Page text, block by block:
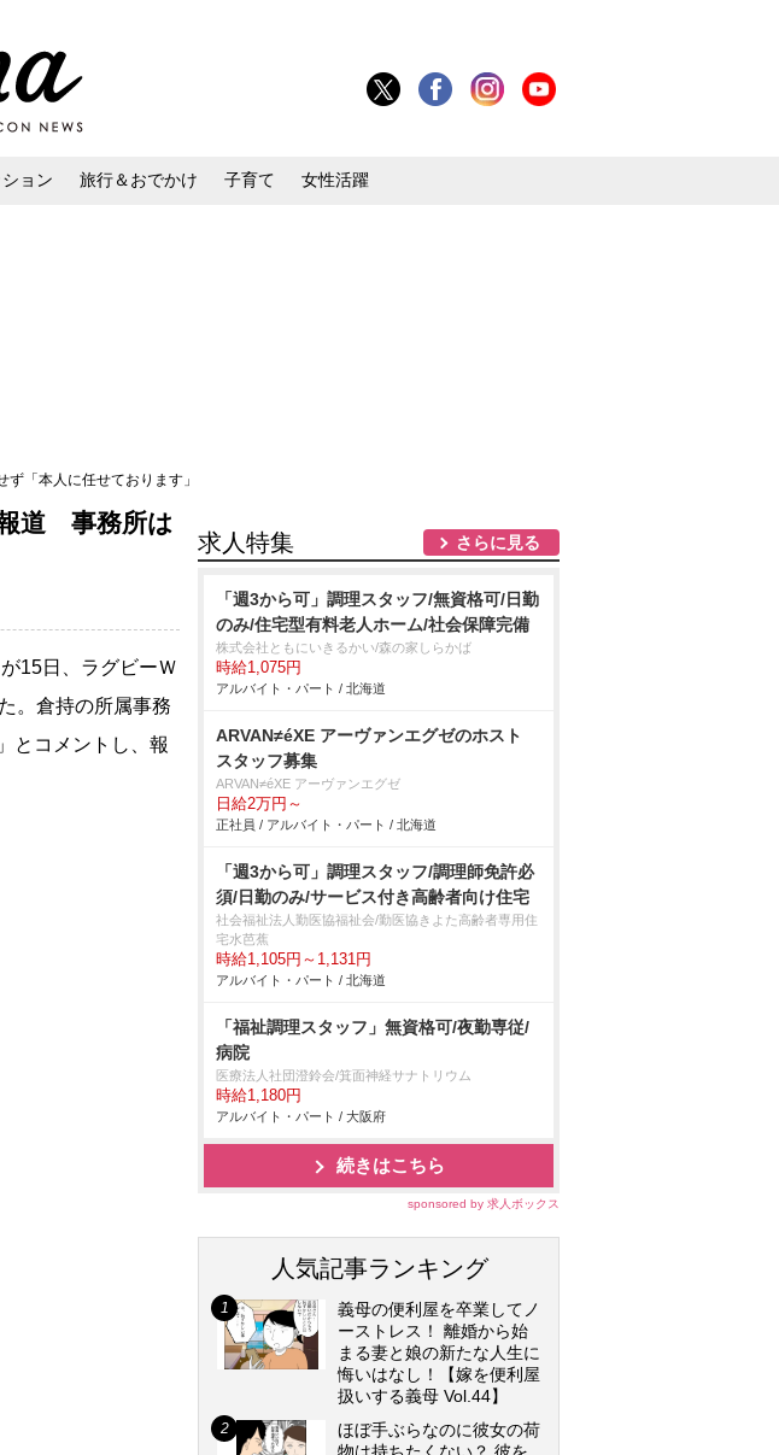
ョン 旅行＆おでかけ 子育て 女性活躍
「本人に任せております」
道 事務所は
が15日、ラグビーＷ
。倉持の所属事務
とコメントし、報
求人特集 さらに見る
「週3から可」調理スタッフ/無資格可/日勤
のみ/住宅型有料老人ホーム/社会保障完備
株式会社ともにいきるかい/森の家しらかば
時給1,075円
アルバイト・パート / 北海道
ARVAN≠éXE アーヴァンエグゼのホスト
スタッフ募集
ARVAN≠éXE アーヴァンエグゼ
日給2万円～
正社員 / アルバイト・パート / 北海道
「週3から可」調理スタッフ/調理師免許必
須/日勤のみ/サービス付き高齢者向け住宅
社会福祉法人勤医協福祉会/勤医協きよた高齢者専用住
宅水芭蕉
時給1,105円～1,131円
アルバイト・パート / 北海道
「福祉調理スタッフ」無資格可/夜勤専従/
病院
医療法人社団澄鈴会/箕面神経サナトリウム
時給1,180円
アルバイト・パート / 大阪府
続きはこちら
sponsored by 求人ボックス
人気記事ランキング
義母の便利屋を卒業してノ
ーストレス！ 離婚から始
まる妻と娘の新たな人生に
悔いはなし！【嫁を便利屋
扱いする義母 Vol.44】
ほぼ手ぶらなのに彼女の荷